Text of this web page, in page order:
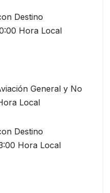
Destino
Hora Local
General y No
Local
Destino
Hora Local